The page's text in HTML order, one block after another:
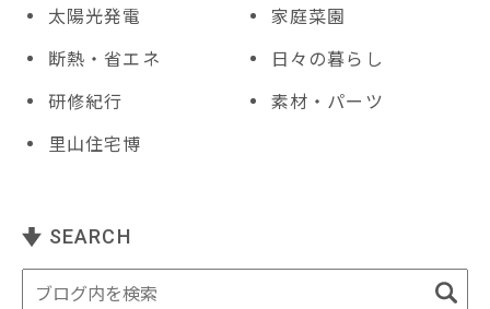
太陽光発電
家庭菜園
断熱・省エネ
日々の暮らし
研修紀行
素材・パーツ
里山住宅博
SEARCH